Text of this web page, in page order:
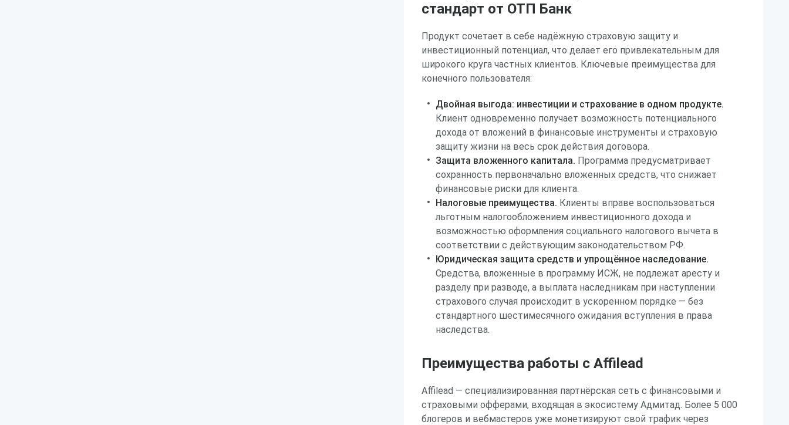
стандарт от ОТП Банк
Продукт сочетает в себе надёжную страховую защиту и
инвестиционный потенциал, что делает его привлекательным для
широкого круга частных клиентов. Ключевые преимущества для
конечного пользователя:
Двойная выгода: инвестиции и страхование в одном продукте.
Клиент одновременно получает возможность потенциального
дохода от вложений в финансовые инструменты и страховую
защиту жизни на весь срок действия договора.
Защита вложенного капитала. Программа предусматривает
сохранность первоначально вложенных средств, что снижает
финансовые риски для клиента.
Налоговые преимущества. Клиенты вправе воспользоваться
льготным налогообложением инвестиционного дохода и
возможностью оформления социального налогового вычета в
соответствии с действующим законодательством РФ.
Юридическая защита средств и упрощённое наследование.
Средства, вложенные в программу ИСЖ, не подлежат аресту и
разделу при разводе, а выплата наследникам при наступлении
страхового случая происходит в ускоренном порядке — без
стандартного шестимесячного ожидания вступления в права
наследства.
Преимущества работы с Affilead
Affilead — специализированная партнёрская сеть с финансовыми и
страховыми офферами, входящая в экосистему Адмитад. Более 5 000
блогеров и вебмастеров уже монетизируют свой трафик через